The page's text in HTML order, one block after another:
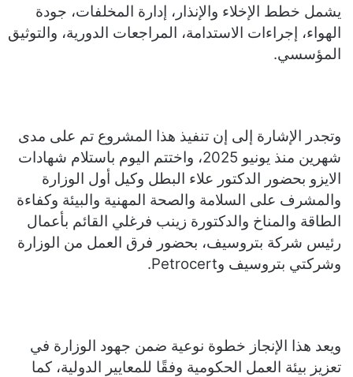
يشمل خطط الإخلاء والإنذار، إدارة المخلفات، جودة
الهواء، إجراءات الاستدامة، المراجعات الدورية، والتوثيق
المؤسسي.
وتجدر الإشارة إلى إن تنفيذ هذا المشروع تم على مدى
شهرين منذ يونيو 2025، واختتم اليوم باستلام شهادات
الايزو بحضور الدكتور علاء البطل وكيل أول الوزارة
والمشرف على السلامة والصحة المهنية والبيئة وكفاءة
الطاقة والمناخ والدكتورة زينب فرغلي القائم بأعمال
رئيس شركة بتروسيف، بحضور فرق العمل من الوزارة
وشركتي بتروسيف وPetrocert.
ويعد هذا الإنجاز خطوة نوعية ضمن جهود الوزارة في
تعزيز بيئة العمل الحكومية وفقًا للمعايير الدولية، كما